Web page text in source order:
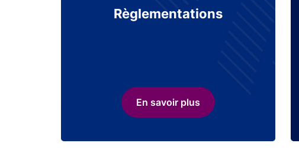
Règlementations
En savoir plus